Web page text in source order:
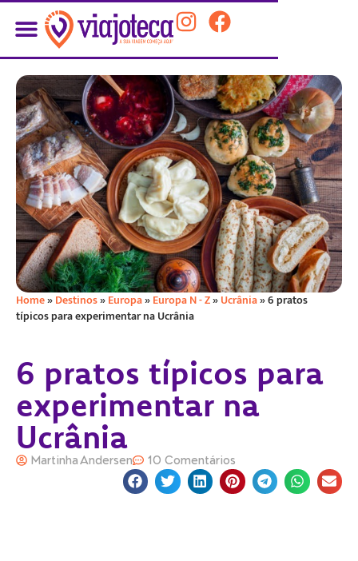
Home»Destinos»Europa»Europa N - Z»Ucrânia»6 pratos
típicos para experimentar na Ucrânia
6 pratos típicos para
experimentar na
Ucrânia
Martinha Andersen 10 Comentários